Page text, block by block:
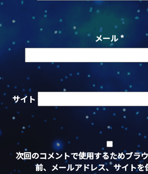
メール *
サイト
次回のコメントで使用するためブラ
前、メールアドレス、サイトを